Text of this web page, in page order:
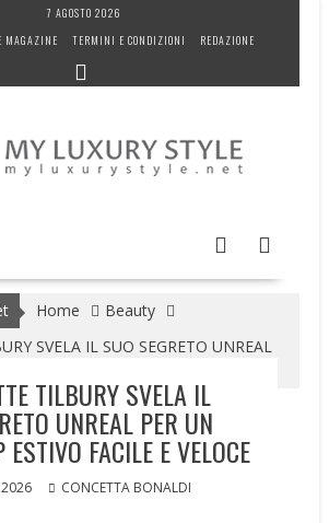
7 AGOSTO 2026
MAGAZINE
TERMINI E CONDIZIONI REDAZIONE
Home
Beauty
SVELA IL SUO SEGRETO UNREAL
FACILE E VELOCE
TILBURY SVELA IL
UNREAL PER UN
ESTIVO FACILE E VELOCE
CONCETTA BONALDI